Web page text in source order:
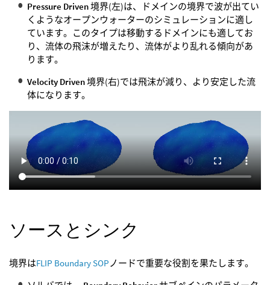
Pressure Driven境界(左)は、ドメインの境界で波が出てい
くようなオープンウォーターのシミュレーションに適し
ています。このタイプは移動するドメインにも適してお
り、流体の飛沫が増えたり、流体がより乱れる傾向があ
ります。
Velocity Driven境界(右)では飛沫が減り、より安定した流
体になります。
ソースとシンク
境界はFLIP Boundary SOP ノードで重要な役割を果たします。